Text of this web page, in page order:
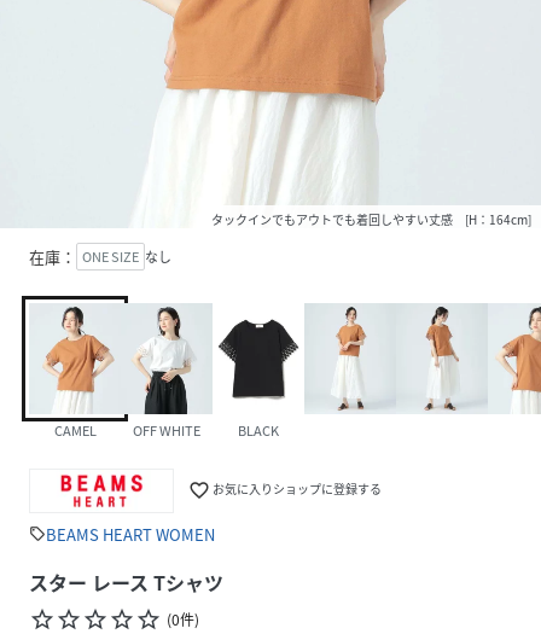
タックインでもアウトでも着回しやすい丈感 [H：164cm]
在庫： ONE SIZE なし
CAMEL OFF WHITE BLACK
favorite_border お気に入りショップに登録する
sellBEAMS HEART WOMEN
スター レース Tシャツ
star_borderstar_borderstar_borderstar_borderstar_border (0件)